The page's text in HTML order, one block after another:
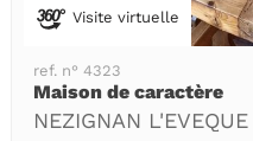
Visite virtuelle
ref. n° 4323
Maison de caractère
NEZIGNAN L'EVEQUE